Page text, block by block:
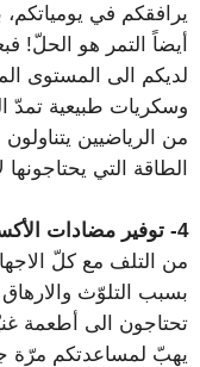
يرافقكم في يومياتكم،
أيضاً التمر هو الحلّ!
لديكم الى المستوى
وسكريات طبيعية تمدّ
من الرياضيين
الطاقة التي يحتاجونها
4- توفير مضادات
من التلف مع كلّ
بسبب التلوّث
تحتاجون الى أطعمة
يهبّ لمساعدتكم مرّة